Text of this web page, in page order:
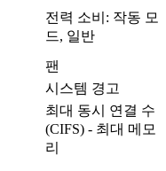
전력 소비: 작동 모
드, 일반
팬
시스템 경고
최대 동시 연결 수
(CIFS) - 최대 메모
리